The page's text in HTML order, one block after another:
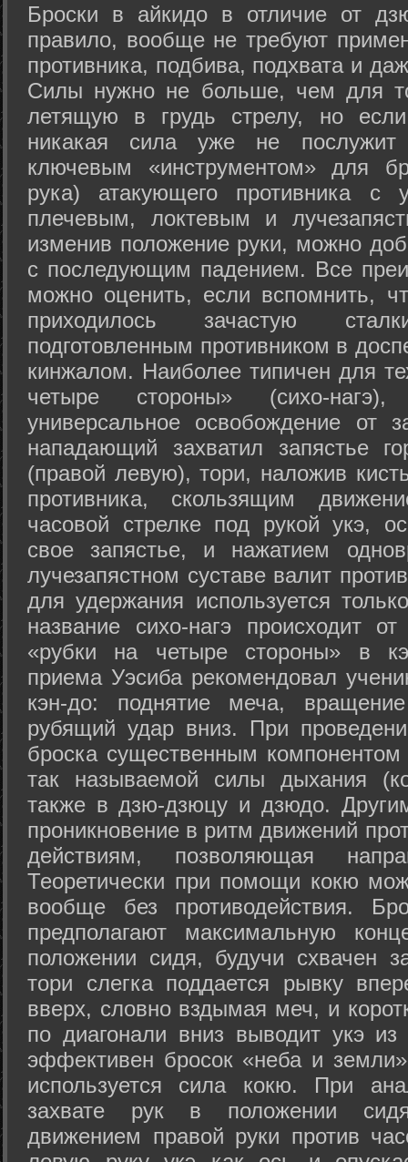
Броски в айкидо в отличие от
правило, вообще не требуют
противника, подбива, подхвата и
Силы нужно не больше, чем для
летящую в грудь стрелу, но
никакая сила уже не
ключевым «инструментом» для
рука) атакующего противника с
плечевым, локтевым и
изменив положение руки, можно
с последующим падением. Все
можно оценить, если вспомнить,
приходилось зачастую
подготовленным противником в
кинжалом. Наиболее типичен для
четыре стороны» (сихо-
универсальное освобождение от
нападающий захватил запястье
(правой левую), тори, наложив
противника, скользящим
часовой стрелке под рукой укэ,
свое запястье, и нажатием
лучезапястном суставе валит
для удержания используется
название сихо-нагэ происходит
«рубки на четыре стороны» в
приема Уэсиба рекомендовал
кэн-до: поднятие меча,
рубящий удар вниз. При
броска существенным компонентом
так называемой силы дыхания
также в дзю-дзюцу и дзюдо.
проникновение в ритм движений
действиям, позволяющая
Теоретически при помощи кокю
вообще без противодействия.
предполагают максимальную
положении сидя, будучи схвачен
тори слегка поддается рывку
вверх, словно вздымая меч, и
по диагонали вниз выводит укэ
эффективен бросок «неба и
используется сила кокю. При
захвате рук в положении
движением правой руки против